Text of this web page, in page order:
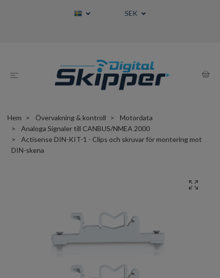
SEK
Hem Övervakning & kontroll
Motordata
Analoga Signaler till CANBUS/NMEA 2000
Actisense DIN-KIT-1 - Clips och skruvar för montering mot
DIN-skena